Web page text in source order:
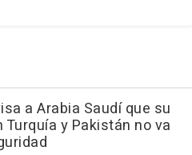
a Arabia Saudí que su
y Pakistán no va